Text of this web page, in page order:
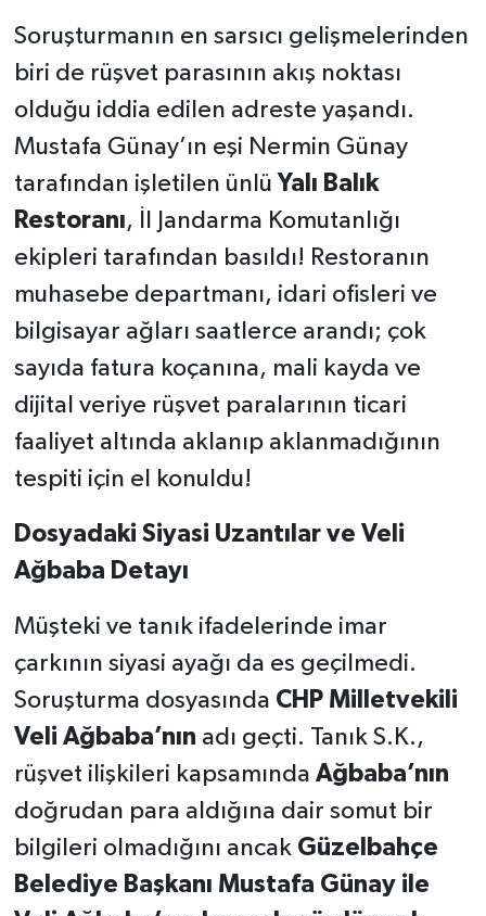
Soruşturmanın en sarsıcı gelişmelerinden
biri de rüşvet parasının akış noktası
olduğu iddia edilen adreste yaşandı.
Mustafa Günay’ın eşi Nermin Günay
tarafından işletilen ünlü Yalı Balık
Restoranı, İl Jandarma Komutanlığı
ekipleri tarafından basıldı! Restoranın
muhasebe departmanı, idari ofisleri ve
bilgisayar ağları saatlerce arandı; çok
sayıda fatura koçanına, mali kayda ve
dijital veriye rüşvet paralarının ticari
faaliyet altında aklanıp aklanmadığının
tespiti için el konuldu!
Dosyadaki Siyasi Uzantılar ve Veli
Ağbaba Detayı
Müşteki ve tanık ifadelerinde imar
çarkının siyasi ayağı da es geçilmedi.
Soruşturma dosyasında CHP Milletvekili
Veli Ağbaba’nın adı geçti. Tanık S.K.,
rüşvet ilişkileri kapsamında Ağbaba’nın
doğrudan para aldığına dair somut bir
bilgileri olmadığını ancak Güzelbahçe
Belediye Başkanı Mustafa Günay ile